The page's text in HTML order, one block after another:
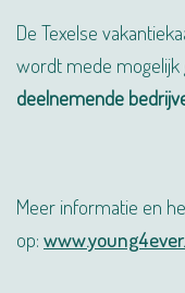
De Texelse
wordt mede mogelijk
deelnemende
Meer informatie en
op: